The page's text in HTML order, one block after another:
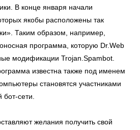
В конце января начали
якобы расположены так
Таким образом, например,
программа, которую Dr.Web
модификации Trojan.Spambot.
известна также под именем
становятся участниками
сети.
желания получить свой